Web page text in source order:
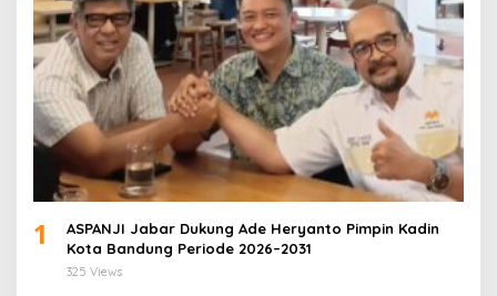
1
ASPANJI Jabar Dukung Ade Heryanto Pimpin Kadin
Kota Bandung Periode 2026–2031
325 Views